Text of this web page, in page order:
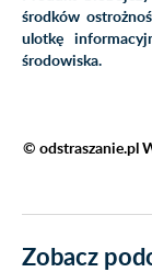
środków
ulotkę
środowiska.
© odstraszanie.pl
Zobacz